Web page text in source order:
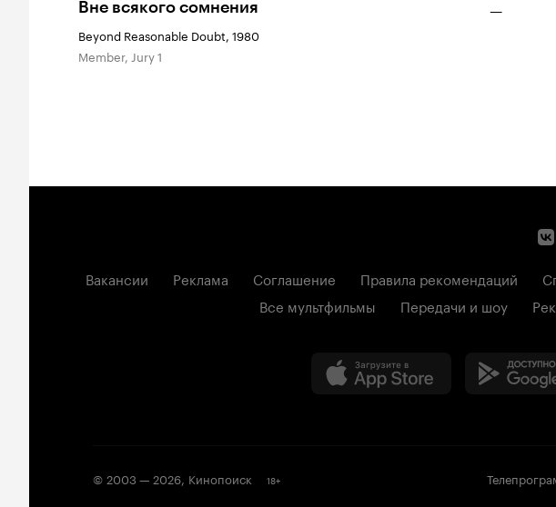
Вне всякого сомнения
Beyond Reasonable Doubt, 1980
Member, Jury 1
—
Вакансии Реклама Соглашение Правила рекомендаций
Все мультфильмы
Передачи и шоу
© 2003 —2026, Кинопоиск 18+